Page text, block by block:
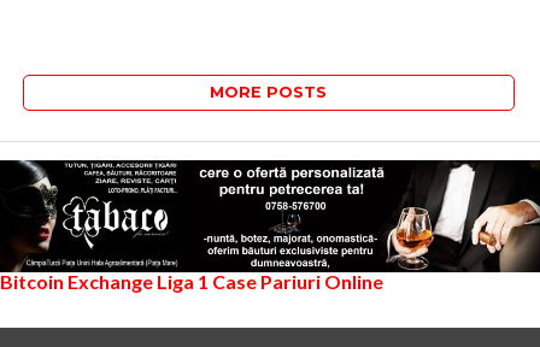
MORE POSTS
Bitcoin Exchange Liga 1 Case Pariuri Online